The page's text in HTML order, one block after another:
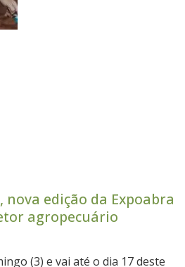
nova edição da Expoabra
agropecuário
(3) e vai até o dia 17 deste